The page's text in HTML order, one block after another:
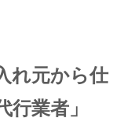
れ元から仕
業者」